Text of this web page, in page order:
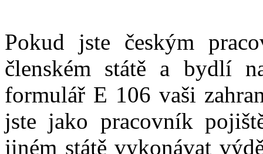
Pokud jste českým
členském státě a bydlí
formulář E 106 vaši
jste jako pracovník
jiném státě vykonávat